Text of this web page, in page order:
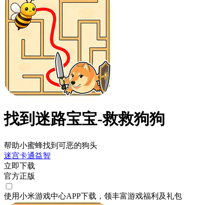
找到迷路宝宝-救救狗狗
帮助小蜜蜂找到可恶的狗头
迷宫卡通益智
立即下载
官方正版
使用小米游戏中心APP下载 ，领丰富游戏福利 及礼包